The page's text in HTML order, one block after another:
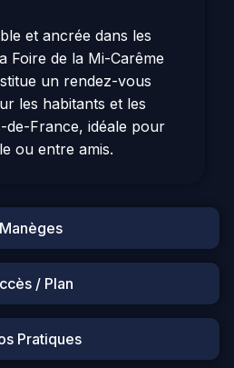
Manèges
/ Plan
Pratiques
et ancrée dans les
Foire de la Mi-Carême
un rendez-vous
les habitants et les
de-France, idéale pour
ou entre amis.